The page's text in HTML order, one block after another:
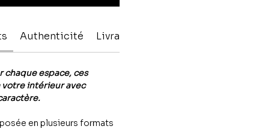
Authenticité Livraison & paiment
chaque espace, ces
votre intérieur avec
en plusieurs formats